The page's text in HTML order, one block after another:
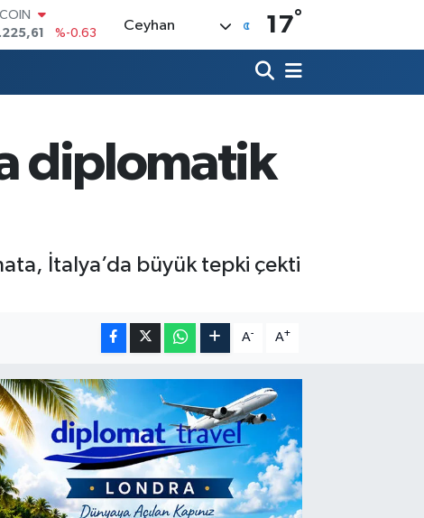
%0.16
%0.45
%70
Ceyhan 17°
diplomatik
İtalya’da büyük tepki çekti
A- A+